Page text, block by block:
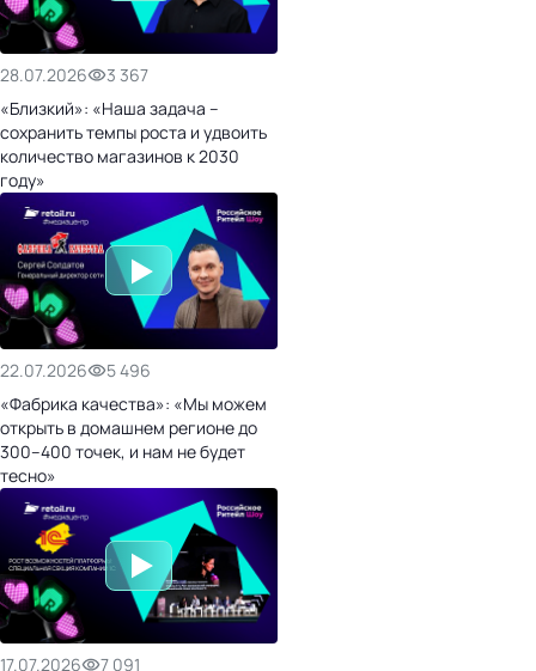
28.07.2026
3 367
«Близкий»: «Наша задача –
сохранить темпы роста и удвоить
количество магазинов к 2030
году»
22.07.2026
5 496
«Фабрика качества»: «Мы можем
открыть в домашнем регионе до
300–400 точек, и нам не будет
тесно»
17.07.2026 7 091